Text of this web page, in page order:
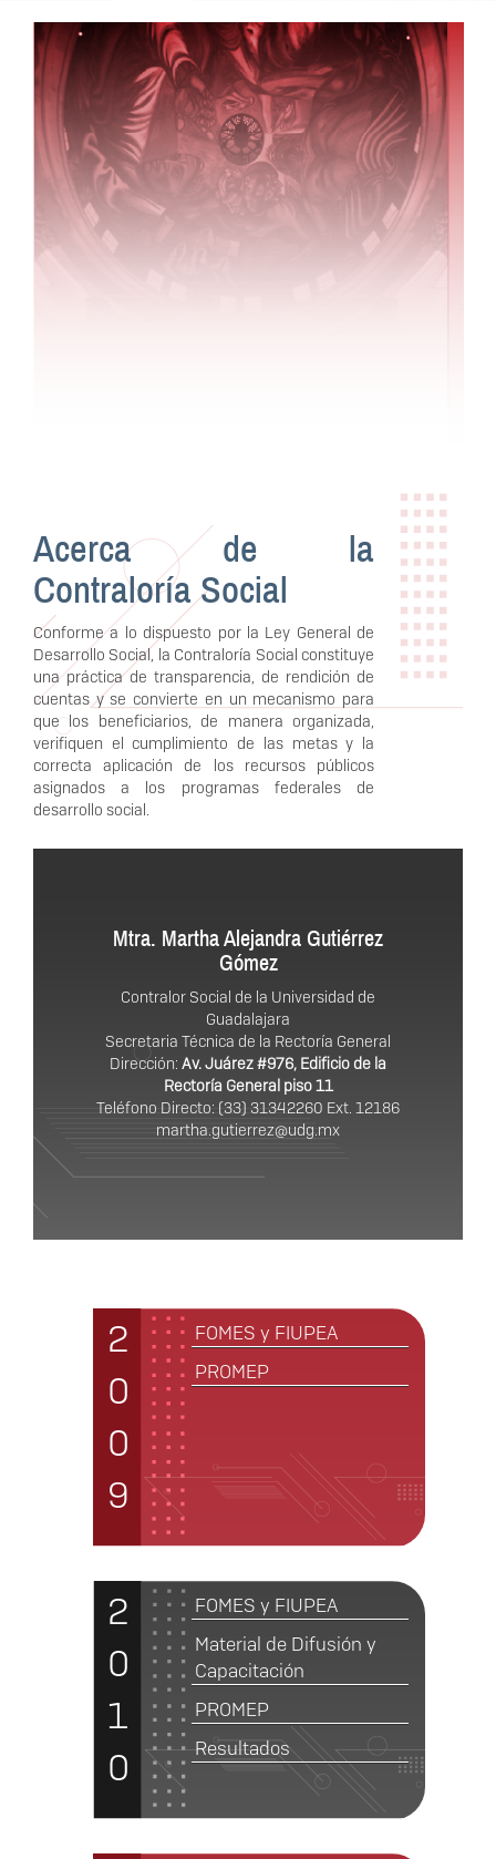
Inicio
Acerca de la
Contraloría Social
Conforme a lo dispuesto por la Ley General de
Desarrollo Social, la Contraloría Social constituye
una práctica de transparencia, de rendición de
cuentas y se convierte en un mecanismo para
que los beneficiarios, de manera organizada,
verifiquen el cumplimiento de las metas y la
correcta aplicación de los recursos públicos
asignados a los programas federales de
desarrollo social.
Mtra. Martha Alejandra Gutiérrez
Gómez
Contralor Social de la Universidad de
Guadalajara
Secretaria Técnica de la Rectoría General
Dirección: Av. Juárez #976, Edificio de la
Rectoría General piso 11
Teléfono Directo: (33) 31342260 Ext. 12186
martha.gutierrez@udg.mx
2
0
0
9
FOMES y FIUPEA
PROMEP
2
0
1
0
FOMES y FIUPEA
Material de Difusión y
Capacitación
PROMEP
Resultados